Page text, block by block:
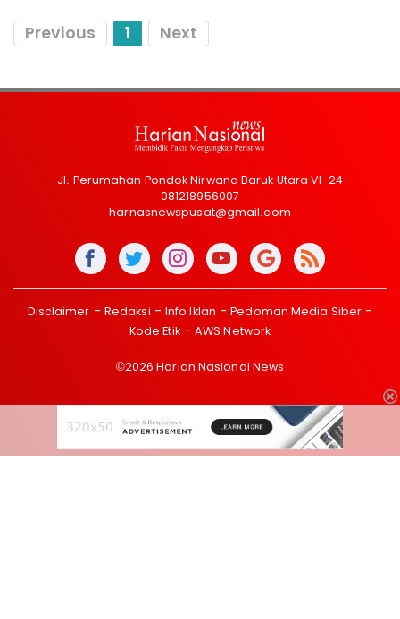
Previous 1 Next
Jl. Perumahan Pondok Nirwana Baruk Utara VI-24
081218956007
harnasnewspusat@gmail.com
Disclaimer Redaksi Info Iklan
Pedoman Media Siber
Kode Etik
AWS Network
©2026 Harian Nasional News